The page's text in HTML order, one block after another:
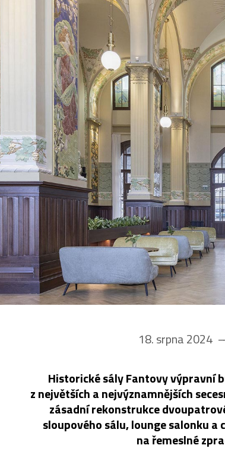
18. srpna 2024
Historické sály Fantovy výpravní
z největších a nejvýznamnějších
zásadní rekonstrukce
sloupového sálu, lounge salonku
na řemeslné